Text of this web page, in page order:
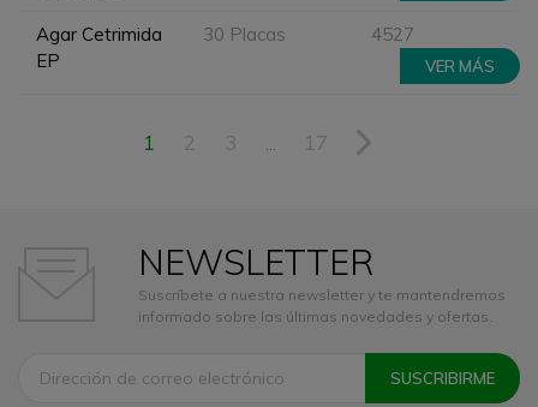
Agar Cetrimida
EP
30 Placas 4527
VER MÁS
1 2 3 … 17
NEWSLETTER
Suscríbete a nuestra newsletter y te mantendremos
informado sobre las últimas novedades y ofertas.